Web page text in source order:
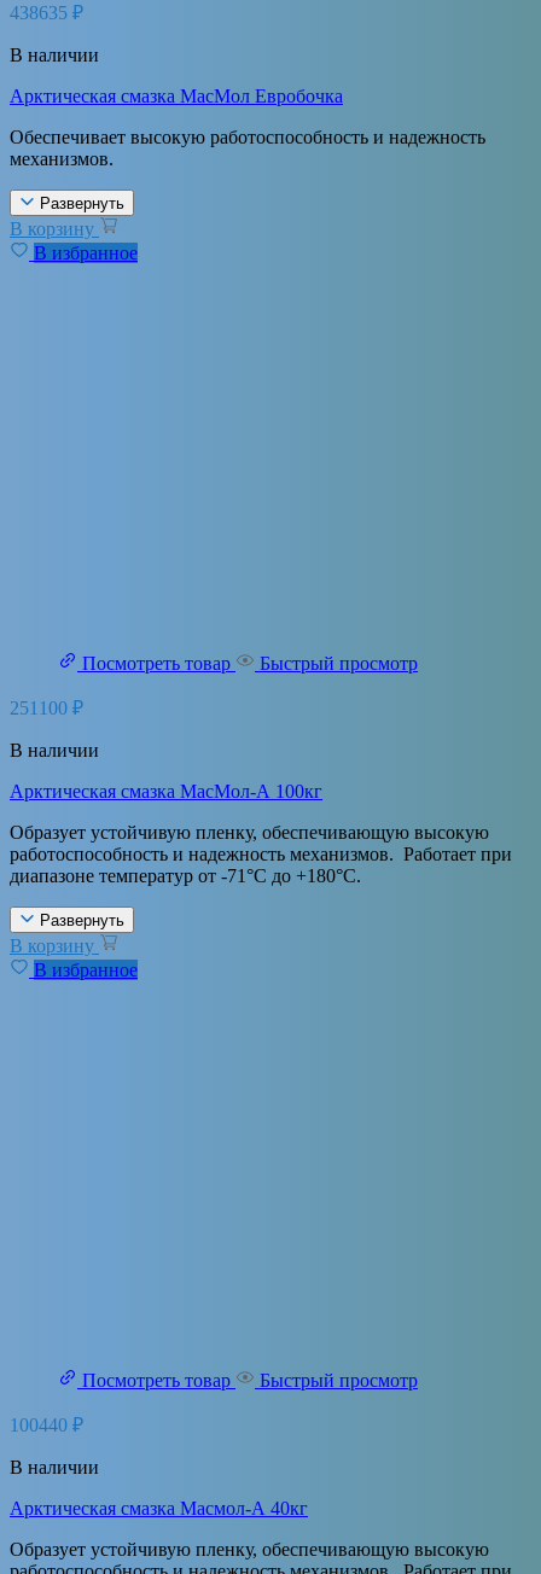
438635 ₽
В наличии
Арктическая смазка МасМол Евробочка
Обеспечивает высокую работоспособность и надежность
механизмов.
Развернуть
В корзину
В избранное
Посмотреть товар Быстрый просмотр
251100 ₽
В наличии
Арктическая смазка МасМол-А 100кг
Образует устойчивую пленку, обеспечивающую высокую
работоспособность и надежность механизмов. Работает при
диапазоне температур от -71°С до +180°С.
Развернуть
В корзину
В избранное
Посмотреть товар Быстрый просмотр
100440 ₽
В наличии
Арктическая смазка Масмол-А 40кг
Образует устойчивую пленку, обеспечивающую высокую